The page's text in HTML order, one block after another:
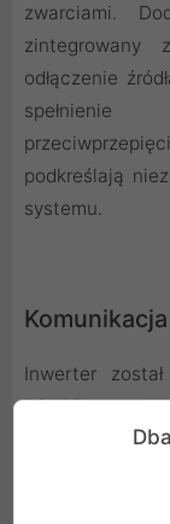
zwarciami.
zintegrowany
odłączenie
podkreślają
systemu.
Inwerter
RS485 oraz
systemami
wskaźniki
bieżącą